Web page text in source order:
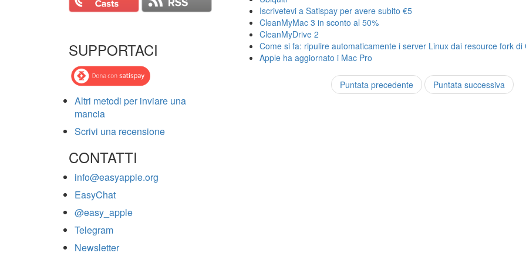
SUPPORTACI
Altri metodi per inviare una
mancia
Scrivi una recensione
CONTATTI
info@easyapple.org
EasyChat
@easy_apple
Telegram
Newsletter
Iscrivetevi a Satispay per avere subito €5
CleanMyMac 3 in sconto al 50%
CleanMyDrive 2
Come si fa: ripulire automaticamente i server Linux dai resource fork di
Apple ha aggiornato i Mac Pro
Puntata precedente Puntata successiva